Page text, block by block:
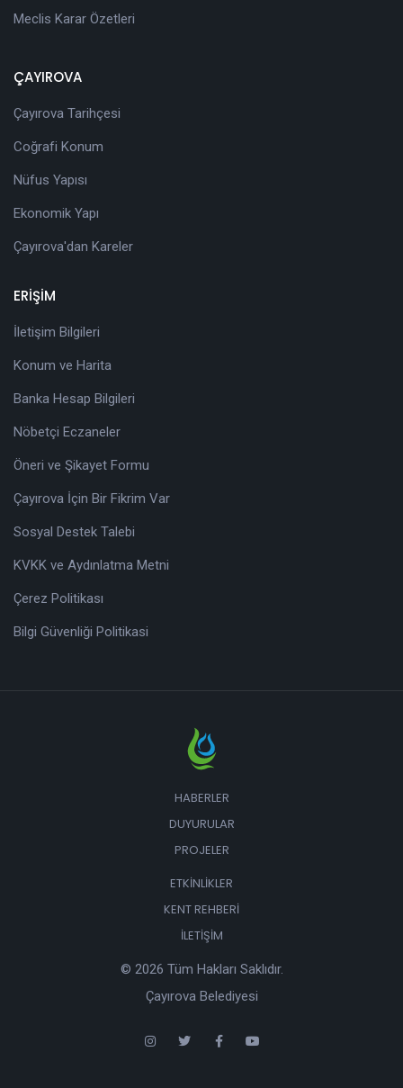
Meclis Karar Özetleri
ÇAYIROVA
Çayırova Tarihçesi
Coğrafi Konum
Nüfus Yapısı
Ekonomik Yapı
Çayırova'dan Kareler
ERİŞİM
İletişim Bilgileri
Konum ve Harita
Banka Hesap Bilgileri
Nöbetçi Eczaneler
Öneri ve Şikayet Formu
Çayırova İçin Bir Fikrim Var
Sosyal Destek Talebi
KVKK ve Aydınlatma Metni
Çerez Politikası
Bilgi Güvenliği Politikasi
HABERLER
DUYURULAR
PROJELER
ETKINLIKLER
KENT REHBERI
İLETIŞIM
© 2026 Tüm Hakları Saklıdır.
Çayırova Belediyesi